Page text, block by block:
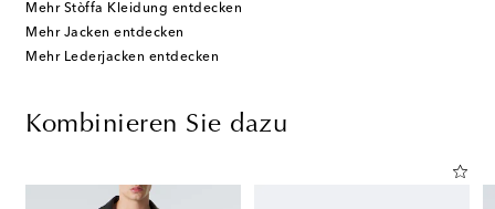
Mehr Stòffa Kleidung entdecken
Mehr Jacken entdecken
Mehr Lederjacken entdecken
Kombinieren Sie dazu